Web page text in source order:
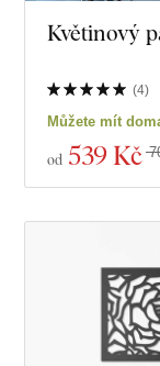
Květinový
(4)
Můžete mít
od 539 Kč